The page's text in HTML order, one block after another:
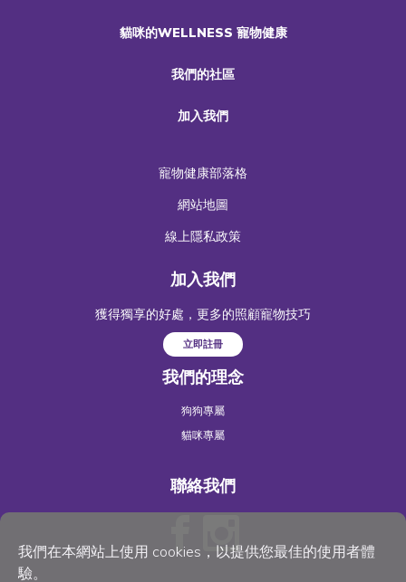
我們在本網站上使用 cookies，以提供您最佳的使用者體
驗。
貓咪的WELLNESS 寵物健康
我們的社區
加入我們
寵物健康部落格
網站地圖
線上隱私政策
加入我們
獲得獨享的好處，更多的照顧寵物技巧
立即註冊
我們的理念
狗狗專屬
貓咪專屬
聯絡我們